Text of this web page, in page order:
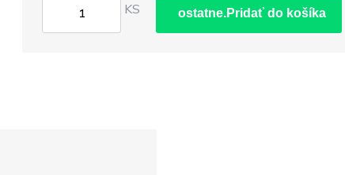
KS ostatne.Pridať do košíka